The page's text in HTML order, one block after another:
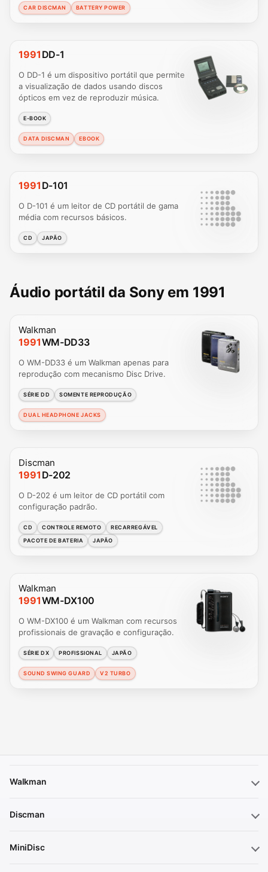
CAR DISCMAN BATTERY POWER
1991 DD-1
O DD-1 é um dispositivo portátil que permite
a visualização de dados usando discos
ópticos em vez de reproduzir música.
E-BOOK
DATA DISCMAN EBOOK
1991 D-101
O D-101 é um leitor de CD portátil de gama
média com recursos básicos.
CD JAPÃO
Áudio portátil da Sony em 1991
Walkman
1991WM-DD33
O WM-DD33 é um Walkman apenas para
reprodução com mecanismo Disc Drive.
SÉRIE DD SOMENTE REPRODUÇÃO
DUAL HEADPHONE JACKS
Discman
1991 D-202
O D-202 é um leitor de CD portátil com
configuração padrão.
CD CONTROLE REMOTO
RECARREGÁVEL
PACOTE DE BATERIA
JAPÃO
Walkman
1991WM-DX100
O WM-DX100 é um Walkman com recursos
profissionais de gravação e configuração.
SÉRIE DX PROFISSIONAL JAPÃO
SOUND SWING GUARD V2 TURBO
Walkman
Discman
MiniDisc